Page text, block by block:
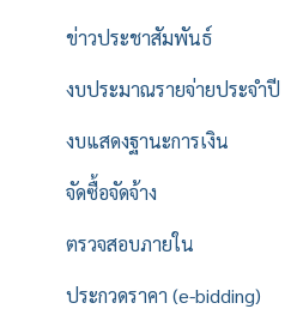
ข่าวประชาสัมพันธ์
งบประมาณรายจ่ายประจำปี
งบแสดงฐานะการเงิน
จัดซื้อจัดจ้าง
ตรวจสอบภายใน
ประกวดราคา (e-bidding)